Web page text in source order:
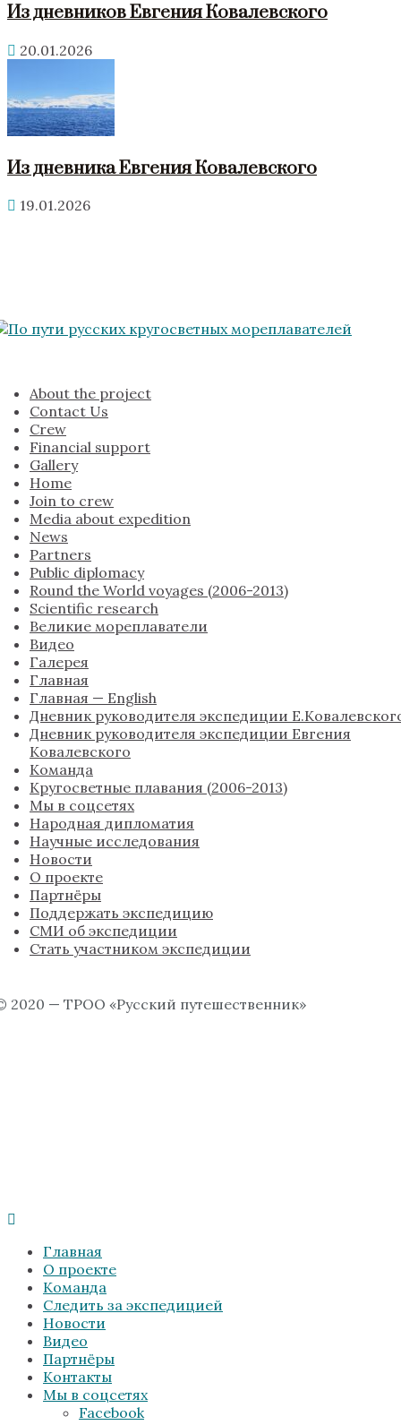
Из дневников Евгения Ковалевского
20.01.2026
Из дневника Евгения Ковалевского
19.01.2026
About the project
Contact Us
Crew
Financial support
Gallery
Home
Join to crew
Media about expedition
News
Partners
Public diplomacy
Round the World voyages (2006-2013)
Scientific research
Великие мореплаватели
Видео
Галерея
Главная
Главная — English
Дневник руководителя экспедиции
Дневник руководителя экспедиции Евгения
Ковалевского
Команда
Кругосветные плавания (2006-2013)
Мы в соцсетях
Народная дипломатия
Научные исследования
Новости
О проекте
Партнёры
Поддержать экспедицию
СМИ об экспедиции
Стать участником экспедиции
2020 — ТРОО «Русский путешественник»
Главная
О проекте
Команда
Следить за экспедицией
Новости
Видео
Партнёры
Контакты
Мы в соцсетях
Facebook